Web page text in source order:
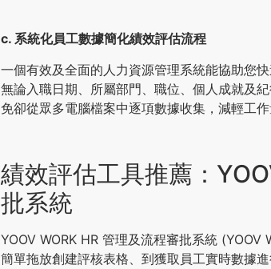
c. 系統化員工數據簡化績效評估流程
一個有效及全面的人力資源管理系統能協助您
無論入職日期、所屬部門、職位、個人成就及
免卻從眾多電腦檔案中逐項數據收集，減輕工作
績效評估工具推薦：
批系統
YOOV WORK HR 管理及流程審批系統
簡單拖放創建評核表格、到獲取員工實時數據